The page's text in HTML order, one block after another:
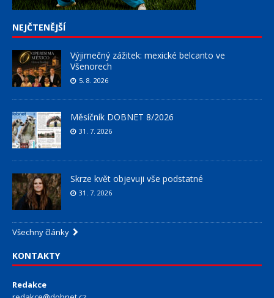
NEJČTENĚJŠÍ
Výjimečný zážitek: mexické belcanto ve
Všenorech
5. 8. 2026
Měsíčník DOBNET 8/2026
31. 7. 2026
Skrze květ objevuji vše podstatné
31. 7. 2026
Všechny články
KONTAKTY
Redakce